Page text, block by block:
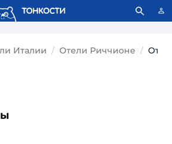
сookie-файлы. Что это значит?
Италии Отели Риччионе